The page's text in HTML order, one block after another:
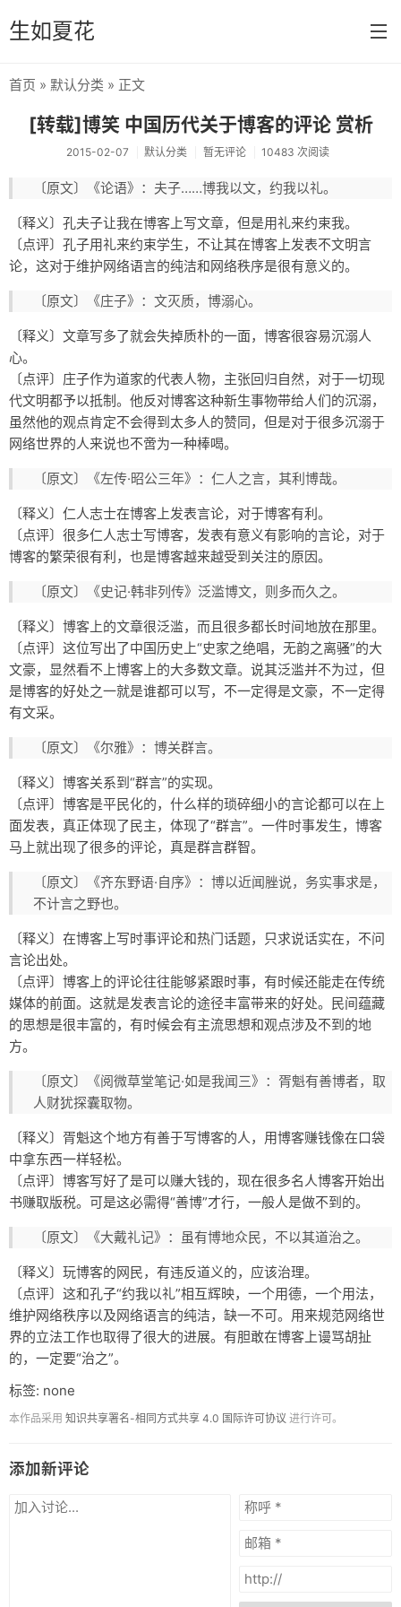
生如夏花
分类
关于本站
首页 » 默认分类 » 正文
[转载]博笑 中国历代关于博客的评论 赏析
2015-02-07 默认分类 暂无评论 10483 次阅读
〔原文〕《论语》：夫子……博我以文，约我以礼。
〔释义〕孔夫子让我在博客上写文章，但是用礼来约束我。
〔点评〕孔子用礼来约束学生，不让其在博客上发表不文明言
论，这对于维护网络语言的纯洁和网络秩序是很有意义的。
〔原文〕《庄子》：文灭质，博溺心。
〔释义〕文章写多了就会失掉质朴的一面，博客很容易沉溺人
心。
〔点评〕庄子作为道家的代表人物，主张回归自然，对于一切现
代文明都予以抵制。他反对博客这种新生事物带给人们的沉溺，
虽然他的观点肯定不会得到太多人的赞同，但是对于很多沉溺于
网络世界的人来说也不啻为一种棒喝。
〔原文〕《左传·昭公三年》：仁人之言，其利博哉。
〔释义〕仁人志士在博客上发表言论，对于博客有利。
〔点评〕很多仁人志士写博客，发表有意义有影响的言论，对于
博客的繁荣很有利，也是博客越来越受到关注的原因。
〔原文〕《史记·韩非列传》泛滥博文，则多而久之。
〔释义〕博客上的文章很泛滥，而且很多都长时间地放在那里。
〔点评〕这位写出了中国历史上“史家之绝唱，无韵之离骚”的大
文豪，显然看不上博客上的大多数文章。说其泛滥并不为过，但
是博客的好处之一就是谁都可以写，不一定得是文豪，不一定得
有文采。
〔原文〕《尔雅》：博关群言。
〔释义〕博客关系到“群言”的实现。
〔点评〕博客是平民化的，什么样的琐碎细小的言论都可以在上
面发表，真正体现了民主，体现了“群言”。一件时事发生，博客
马上就出现了很多的评论，真是群言群智。
〔原文〕《齐东野语·自序》：博以近闻脞说，务实事求是，
不计言之野也。
〔释义〕在博客上写时事评论和热门话题，只求说话实在，不问
言论出处。
〔点评〕博客上的评论往往能够紧跟时事，有时候还能走在传统
媒体的前面。这就是发表言论的途径丰富带来的好处。民间蕴藏
的思想是很丰富的，有时候会有主流思想和观点涉及不到的地
方。
〔原文〕《阅微草堂笔记·如是我闻三》：胥魁有善博者，取
人财犹探囊取物。
〔释义〕胥魁这个地方有善于写博客的人，用博客赚钱像在口袋
中拿东西一样轻松。
〔点评〕博客写好了是可以赚大钱的，现在很多名人博客开始出
书赚取版税。可是这必需得“善博”才行，一般人是做不到的。
〔原文〕《大戴礼记》：虽有博地众民，不以其道治之。
〔释义〕玩博客的网民，有违反道义的，应该治理。
〔点评〕这和孔子“约我以礼”相互辉映，一个用德，一个用法，
维护网络秩序以及网络语言的纯洁，缺一不可。用来规范网络世
界的立法工作也取得了很大的进展。有胆敢在博客上谩骂胡扯
的，一定要“治之”。
标签: none
本作品采用 知识共享署名-相同方式共享 4.0 国际许可协议 进行许可。
添加新评论